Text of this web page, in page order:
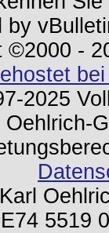
by
©2000 -
2025
5519